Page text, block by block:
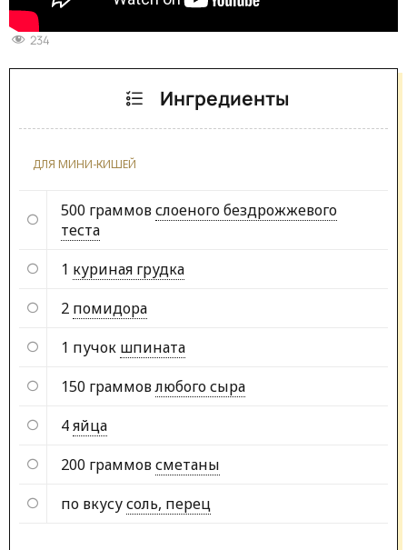
234
Ингредиенты
ДЛЯ МИНИ-КИШЕЙ
500 граммовслоеного бездрожжевого
теста
1 куриная грудка
2 помидора
1 пучок шпината
150 граммовлюбого сыра
4яйца
200 граммовсметаны
по вкусусоль, перец